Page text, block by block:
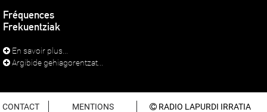
Fréquences
Frekuentziak
En savoir plus...
Argibide gehiagorentzat...
CONTACT MENTIONS RADIO LAPURDI IRRATIA